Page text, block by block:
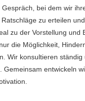
bei dem wir
zu erteilen
zu der Vorstellung und
die Möglichkeit,
Wir konsultieren
entwickeln